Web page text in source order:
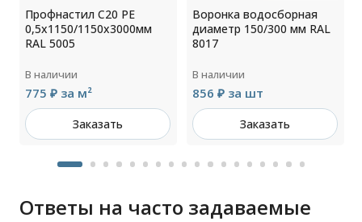
Профнастил С20 РЕ
0,5х1150/1150х3000мм
RAL 5005
В наличии
775 ₽ за м²
Заказать
Воронка водосборная
диаметр 150/300 мм RAL
8017
В наличии
856 ₽ за шт
Заказать
Ответы на часто задаваемые